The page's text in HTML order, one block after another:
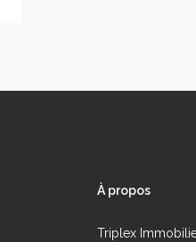
À propos
Triplex